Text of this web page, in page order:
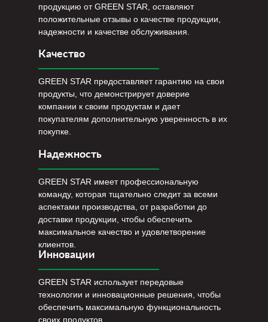
продукцию от GREEN STAR, оставляют
положительные отзывы о качестве продукции,
надежности и качестве обслуживания.
Качество
Надежность
GREEN STAR предоставляет гарантию на свои
продукты, что демонстрирует доверие
компании к своим продуктам и дает
покупателям дополнительную уверенность в их
покупке.
Инновации
GREEN STAR имеет профессиональную
команду, которая тщательно следит за всеми
аспектами производства, от разработки до
доставки продукции, чтобы обеспечить
максимальное качество и удовлетворение
клиентов.
GREEN STAR использует передовые
технологии и инновационные решения, чтобы
обеспечить максимальную функциональность
своих продуктов.